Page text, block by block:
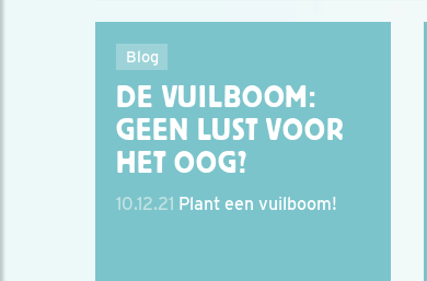
Blog
DE VUILBOOM:
GEEN LUST VOOR
HET OOG?
10.12.21 Plant een vuilboom!